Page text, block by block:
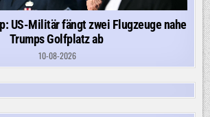
US-Militär fängt zwei Flugzeuge nahe
Trumps Golfplatz ab
10-08-2026